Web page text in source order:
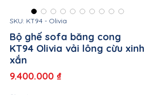
SKU: KT94 - Olivia
Bộ ghế sofa băng cong
KT94 Olivia vải lông cừu xinh
xắn
9.400.000 ₫Giá